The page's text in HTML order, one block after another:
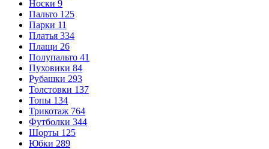
Носки 9
Пальто 125
Парки 11
Платья 334
Плащи 26
Полупальто 41
Пуховики 84
Рубашки 293
Толстовки 137
Топы 134
Трикотаж 764
Футболки 344
Шорты 125
Юбки 289